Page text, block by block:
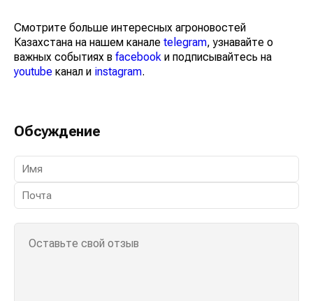
Смотрите больше интересных агроновостей
Казахстана на нашем канале telegram, узнавайте о
важных событиях в facebook и подписывайтесь на
youtube канал и instagram.
Обсуждение